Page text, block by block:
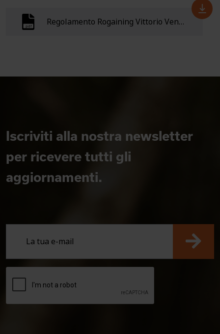
Regolamento Rogaining Vittorio Veneto 2019
Iscriviti alla nostra newsletter
per ricevere tutti gli
aggiornamenti.